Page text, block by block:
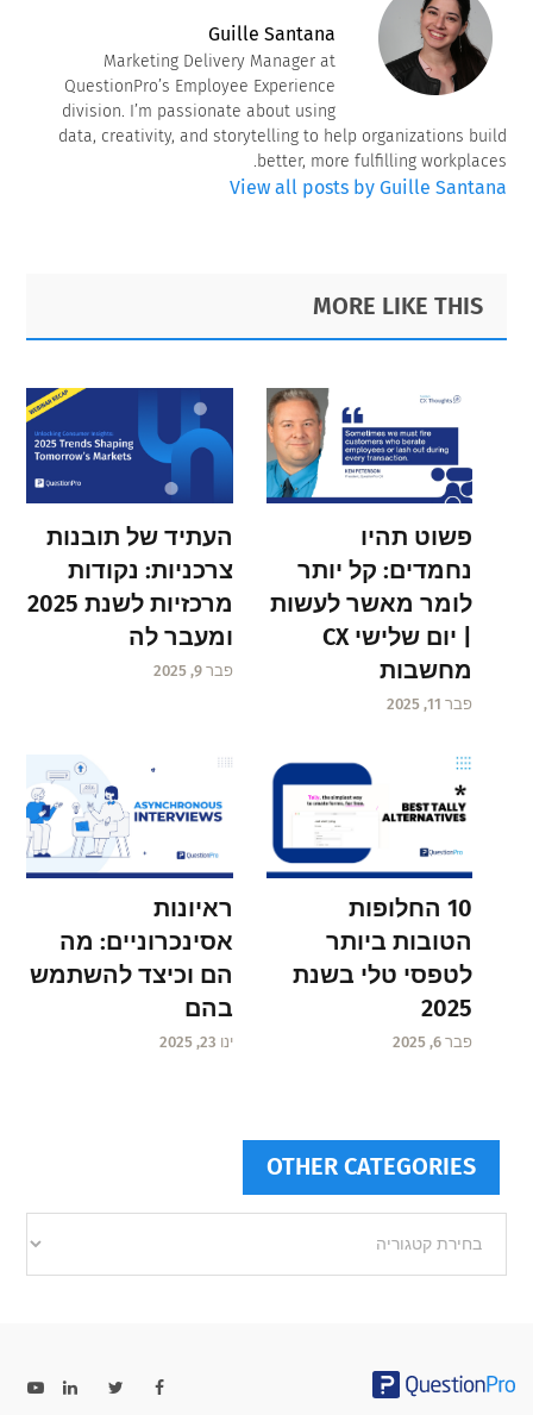
Guille Santana
Marketing Delivery Manager at
QuestionPro’s Employee Experience
division. I’m passionate about using
data, creativity, and storytelling to help organizations build
better, more fulfilling workplaces.
View all posts by Guille Santana
Primary
Sidebar
Footer
MORE LIKE THIS
פשוט תהיו
נחמדים: קל יותר
לומר מאשר לעשות
| יום שלישי CX
מחשבות
פבר 11, 2025
העתיד של תובנות
צרכניות: נקודות
מרכזיות לשנת 2025
ומעבר לה
פבר 9, 2025
10 החלופות
הטובות ביותר
לטפסי טלי בשנת
2025
פבר 6, 2025
ראיונות
אסינכרוניים: מה
הם וכיצד להשתמש
בהם
ינו 23, 2025
OTHER CATEGORIES
categories